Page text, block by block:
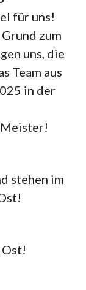
für uns!
zum
uns, die
Team aus
in der
stehen im